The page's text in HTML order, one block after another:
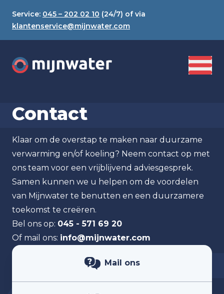
Service: 045 – 202 02 10 (24/7) of via
klantenservice@mijnwater.com
Contact
Klaar om de overstap te maken naar duurzame
verwarming en/of koeling? Neem contact op met
ons team voor een vrijblijvend adviesgesprek.
Samen kunnen we u helpen om de voordelen
van Mijnwater te benutten en een duurzamere
toekomst te creëren.
Bel ons op: 045 - 571 69 20
Of mail ons: info@mijnwater.com
Mail ons